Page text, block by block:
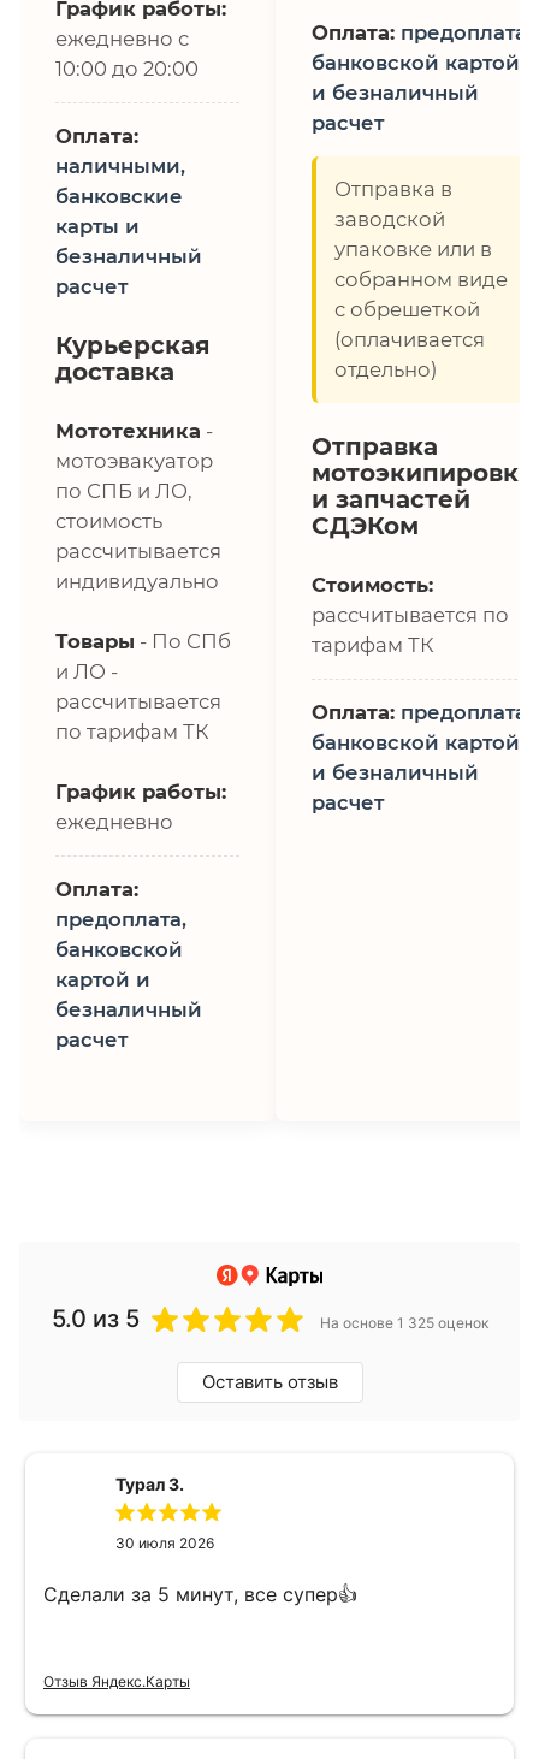
График работы:
ежедневно с
10:00 до 20:00
Оплата:
наличными,
банковские
карты и
безналичный
расчет
Курьерская
доставка
Мототехника -
мотоэвакуатор
по СПБ и ЛО,
стоимость
рассчитывается
индивидуально
Товары - По СПб
и ЛО -
рассчитывается
по тарифам ТК
График работы:
ежедневно
Оплата:
предоплата,
банковской
картой и
безналичный
расчет
Оплата: предоплата,
банковской картой
и безналичный
расчет
Отправка в
заводской
упаковке или в
собранном виде
с обрешеткой
(оплачивается
отдельно)
Отправка
мотоэкипировки
и запчастей
СДЭКом
Стоимость:
рассчитывается по
тарифам ТК
Оплата: предоплата,
банковской картой
и безналичный
расчет
5.0 из 5 На основе 1 325 оценок
Оставить отзыв
Турал З.
30 июля 2026
Сделали за 5 минут, все супер👍
Отзыв Яндекс.Карты